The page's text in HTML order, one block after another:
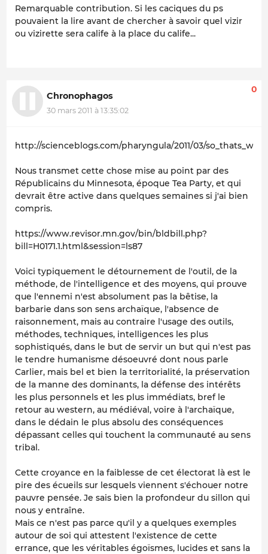
Remarquable contribution. Si les caciques du ps
pouvaient la lire avant de chercher à savoir quel vizir
ou vizirette sera calife à la place du calife...
Chronophagos
30 mars 2011 à 13:35:02
0
http://scienceblogs.com/pharyngula/2011/03/
Nous transmet cette chose mise au point par des
Républicains du Minnesota, époque Tea Party, et qui
devrait être active dans quelques semaines si j'ai bien
compris.
https://www.revisor.mn.gov/bin/bldbill.php?
bill=H0171.1.html&session=ls87
Voici typiquement le détournement de l'outil, de la
méthode, de l'intelligence et des moyens, qui prouve
que l'ennemi n'est absolument pas la bêtise, la
barbarie dans son sens archaïque, l'absence de
raisonnement, mais au contraire l'usage des outils,
méthodes, techniques, intelligences les plus
sophistiqués, dans le but de servir un but qui n'est pas
le tendre humanisme désoeuvré dont nous parle
Carlier, mais bel et bien la territorialité, la préservation
de la manne des dominants, la défense des intérêts
les plus personnels et les plus immédiats, bref le
retour au western, au médiéval, voire à l'archaïque,
dans le dédain le plus absolu des conséquences
dépassant celles qui touchent la communauté au sens
tribal.
Cette croyance en la faiblesse de cet électorat là est le
pire des écueils sur lesquels viennent s'échouer notre
pauvre pensée. Je sais bien la profondeur du sillon qui
nous y entraîne.
Mais ce n'est pas parce qu'il y a quelques exemples
autour de soi qui attestent l'existence de cette
errance, que les véritables égoïsmes, lucides et sans la